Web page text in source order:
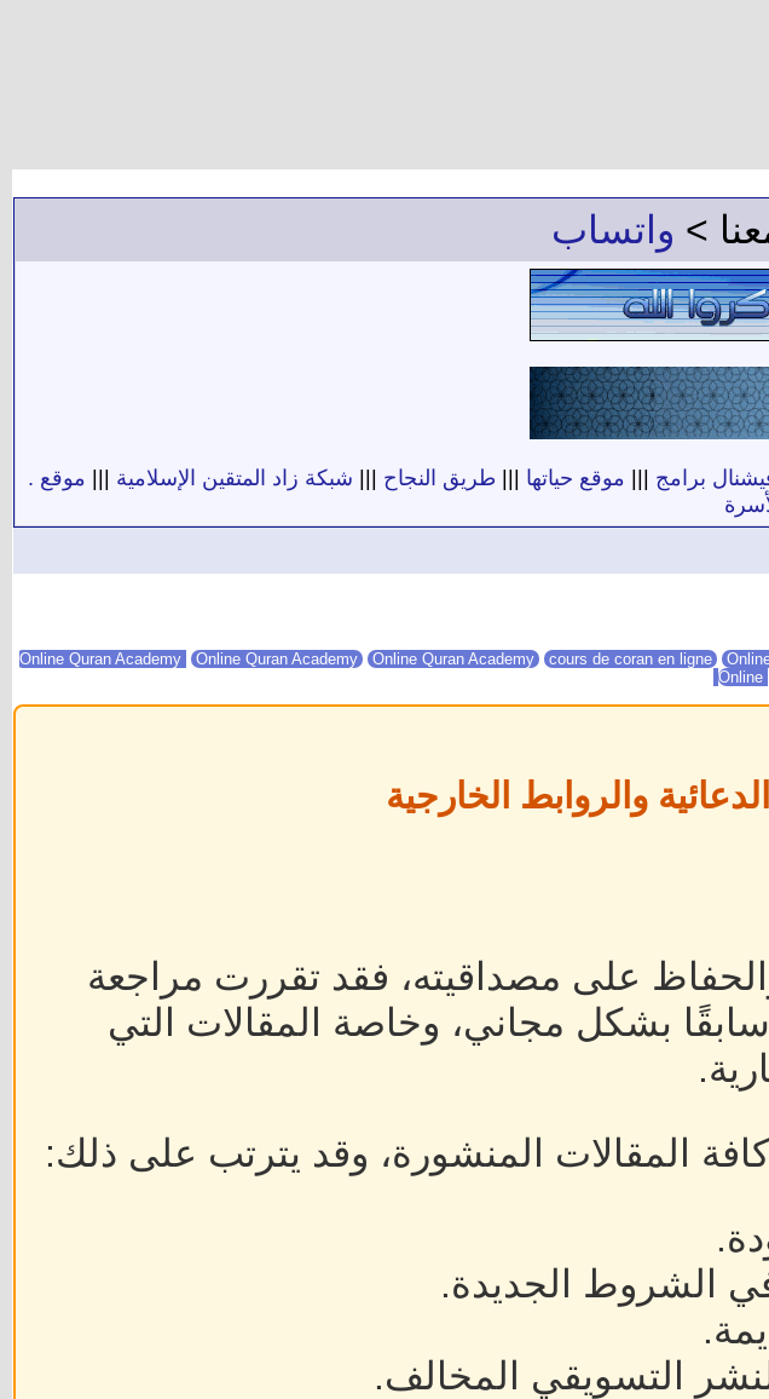
> واتساب
برامج موقع حياتها طريق النجاح شبكة زاد المتقين الإسلامية
موقع .
Online Quran Academy Online Quran Academy cours de coran en ligne
Online
والروابط الخارجية
على مصداقيته، فقد تقررت مراجعة
بشكل مجاني، وخاصة المقالات التي
المقالات المنشورة، وقد يترتب على ذلك:
الشروط الجديدة.
التسويقي المخالف.